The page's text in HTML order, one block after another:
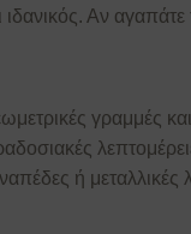
Αν
γραμμές
ή μεταλλικές